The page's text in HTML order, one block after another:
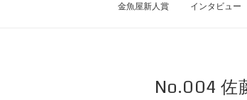
金魚屋新人賞 インタビュー
No.004 佐